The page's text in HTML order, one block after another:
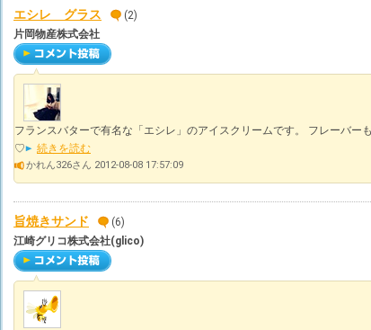
エシレ グラス
(2)
片岡物産株式会社
フランスバターで有名な「エシレ」のアイスクリームです。 フレーバー
♡
続きを読む
かれん326さん 2012-08-08 17:57:09
旨焼きサンド
(6)
江崎グリコ株式会社(glico)